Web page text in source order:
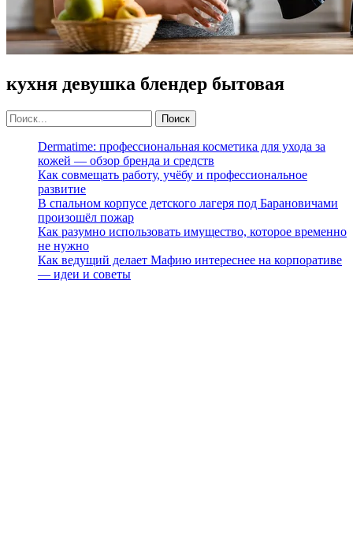
кухня девушка блендер бытовая
Dermatime: профессиональная косметика для ухода за
кожей — обзор бренда и средств
Как совмещать работу, учёбу и профессиональное
развитие
В спальном корпусе детского лагеря под Барановичами
произошёл пожар
Как разумно использовать имущество, которое временно
не нужно
Как ведущий делает Мафию интереснее на корпоративе
— идеи и советы